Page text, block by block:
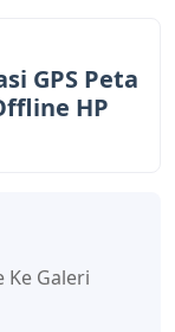
GPS Peta
HP
Ke Galeri